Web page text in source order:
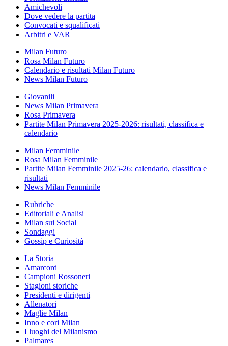
Amichevoli
Dove vedere la partita
Convocati e squalificati
Arbitri e VAR
Milan Futuro
Rosa Milan Futuro
Calendario e risultati Milan Futuro
News Milan Futuro
Giovanili
News Milan Primavera
Rosa Primavera
Partite Milan Primavera 2025-2026: risultati, classifica e
calendario
Milan Femminile
Rosa Milan Femminile
Partite Milan Femminile 2025-26: calendario, classifica e
risultati
News Milan Femminile
Rubriche
Editoriali e Analisi
Milan sui Social
Sondaggi
Gossip e Curiosità
La Storia
Amarcord
Campioni Rossoneri
Stagioni storiche
Presidenti e dirigenti
Allenatori
Maglie Milan
Inno e cori Milan
I luoghi del Milanismo
Palmares